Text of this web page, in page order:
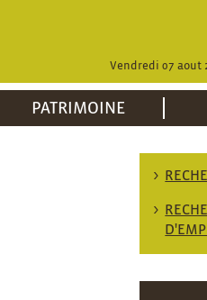
Vendredi 07 aout
PATRIMOINE